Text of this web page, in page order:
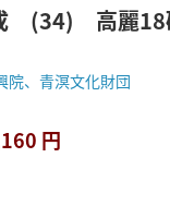
(34) 高麗18
院、青溟文化財団
円